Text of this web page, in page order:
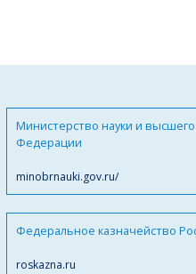
Министерство науки и
Федерации
minobrnauki.gov.ru/
Федеральное казначейство
roskazna.ru